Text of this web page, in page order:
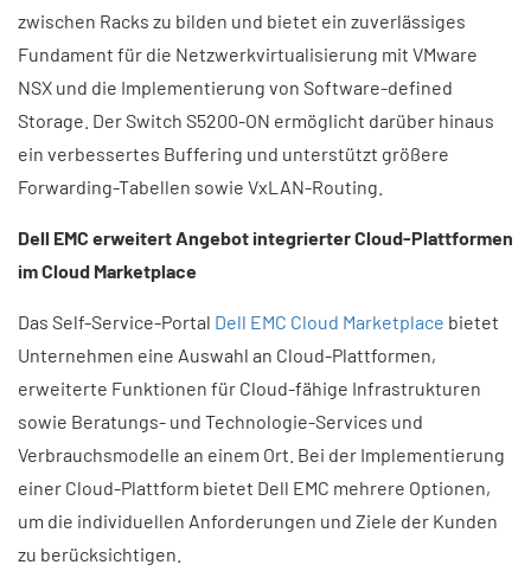
zwischen Racks zu bilden und bietet ein zuverlässiges
Fundament für die Netzwerkvirtualisierung mit VMware
NSX und die Implementierung von Software-defined
Storage. Der Switch S5200-ON ermöglicht darüber hinaus
ein verbessertes Buffering und unterstützt größere
Forwarding-Tabellen sowie VxLAN-Routing.
Dell EMC erweitert Angebot integrierter Cloud-Plattformen
im Cloud Marketplace
Das Self-Service-Portal Dell EMC Cloud Marketplace bietet
Unternehmen eine Auswahl an Cloud-Plattformen,
erweiterte Funktionen für Cloud-fähige Infrastrukturen
sowie Beratungs- und Technologie-Services und
Verbrauchsmodelle an einem Ort. Bei der Implementierung
einer Cloud-Plattform bietet Dell EMC mehrere Optionen,
um die individuellen Anforderungen und Ziele der Kunden
zu berücksichtigen.